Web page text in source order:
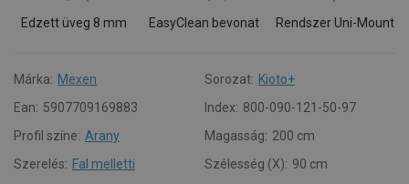
Edzett üveg 8 mm EasyClean bevonat Rendszer Uni-Mount
Márka: Mexen Sorozat: Kioto+
Ean: 5907709169883 Index: 800-090-121-50-97
Profil színe: Arany Magasság: 200 cm
Szerelés: Fal melletti Szélesség (X): 90 cm